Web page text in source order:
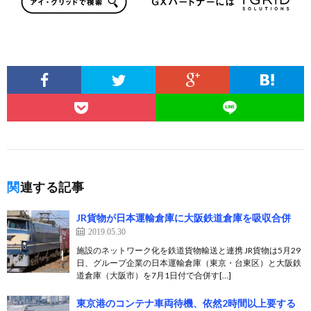
関連する記事
JR貨物が日本運輸倉庫に大阪鉄道倉庫を吸収合併
2019.05.30
施設のネットワーク化を鉄道貨物輸送と連携 JR貨物は5月29
日、グループ企業の日本運輸倉庫（東京・台東区）と大阪鉄
道倉庫（大阪市）を7月1日付で合併す[…]
東京港のコンテナ車両待機、依然2時間以上要する